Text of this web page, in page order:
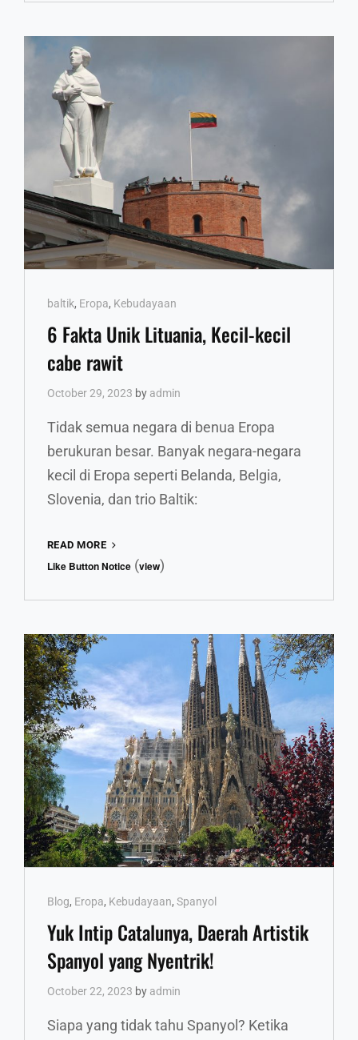
Cat
Links
baltik, Eropa, Kebudayaan
6 Fakta Unik Lituania, Kecil-kecil
cabe rawit
October 29, 2023 by admin
Tidak semua negara di benua Eropa
berukuran besar. Banyak negara-negara
kecil di Eropa seperti Belanda, Belgia,
Slovenia, dan trio Baltik:
READ MORE
FAKTA
RAWIT
Like Button Notice (view)
Cat
Links
Blog, Eropa, Kebudayaan, Spanyol
Yuk Intip Catalunya, Daerah Artistik
Spanyol yang Nyentrik!
October 22, 2023 by admin
Siapa yang tidak tahu Spanyol? Ketika